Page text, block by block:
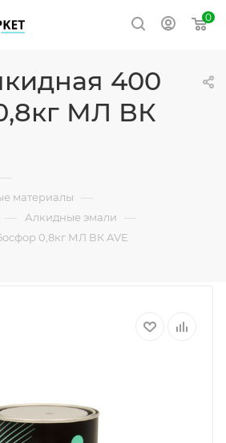
0
400
МЛ ВК
—
материалы —
— Алкидные эмали —
0,8кг МЛ ВК AVE